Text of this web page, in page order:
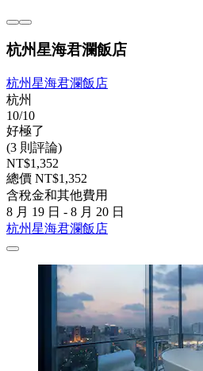
杭州星海君瀾飯店
杭州星海君瀾飯店
杭州
10/10
好極了
(3 則評論)
NT$1,352
總價 NT$1,352
含稅金和其他費用
8 月 19 日 - 8 月 20 日
杭州星海君瀾飯店